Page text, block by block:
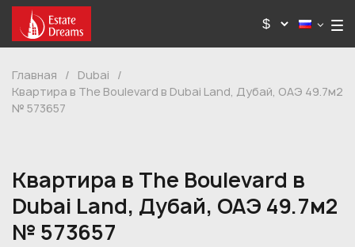
Главная / Dubai
/
Квартира в The Boulevard в Dubai Land, Дубай, ОАЭ 49.7м2
№ 573657
Квартира в The Boulevard в
Dubai Land, Дубай, ОАЭ 49.7м2
№ 573657